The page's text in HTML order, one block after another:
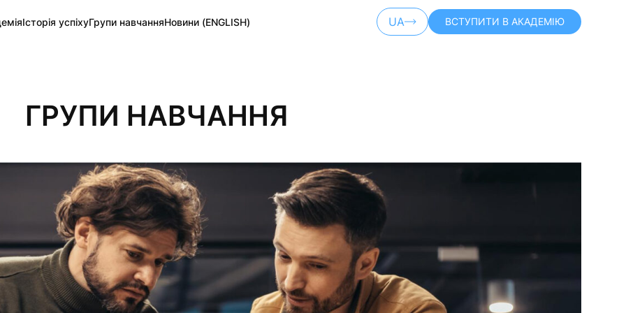
Історія успіхуГрупи навчанняНовини (ENGLISH) UA ВСТУПИТИ В АКАДЕМІЮ
ГРУПИ НАВЧАННЯ